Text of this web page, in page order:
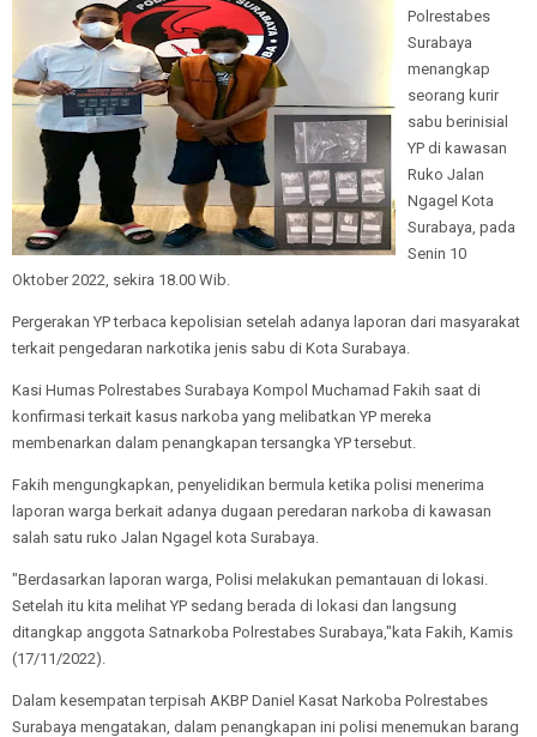
Polrestabes
Surabaya
menangkap
seorang kurir
sabu berinisial
YP di kawasan
Ruko Jalan
Ngagel Kota
Surabaya, pada
Senin 10
Oktober 2022, sekira 18.00 Wib.
Pergerakan YP terbaca kepolisian setelah adanya laporan dari masyarakat
terkait pengedaran narkotika jenis sabu di Kota Surabaya.
Kasi Humas Polrestabes Surabaya Kompol Muchamad Fakih saat di
konfirmasi terkait kasus narkoba yang melibatkan YP mereka
membenarkan dalam penangkapan tersangka YP tersebut.
Fakih mengungkapkan, penyelidikan bermula ketika polisi menerima
laporan warga berkait adanya dugaan peredaran narkoba di kawasan
salah satu ruko Jalan Ngagel kota Surabaya.
"Berdasarkan laporan warga, Polisi melakukan pemantauan di lokasi.
Setelah itu kita melihat YP sedang berada di lokasi dan langsung
ditangkap anggota Satnarkoba Polrestabes Surabaya,"kata Fakih, Kamis
(17/11/2022).
Dalam kesempatan terpisah AKBP Daniel Kasat Narkoba Polrestabes
Surabaya mengatakan, dalam penangkapan ini polisi menemukan barang